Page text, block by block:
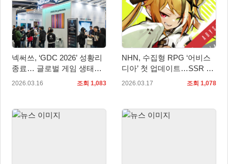
넥써쓰, ‘GDC 2026’ 성황리
종료… 글로벌 게임 생태계
확장 가속
2026.03.16 조회 1,083
NHN, 수집형 RPG ‘어비스
디아’ 첫 업데이트…SSR 근
거리 탱커 ‘라라티나’ 공개
2026.03.17 조회 1,078